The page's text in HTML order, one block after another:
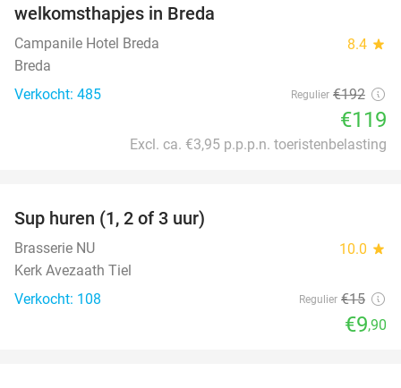
welkomsthapjes in Breda
Campanile Hotel Breda 8.4 star
Breda
Verkocht: 485
Regulier €192
€119
Excl. ca. €3,95 p.p.p.n. toeristenbelasting
Sup huren (1, 2 of 3 uur)
Brasserie NU 10.0 star
Kerk Avezaath Tiel
Verkocht: 108
Regulier €15
€9,90